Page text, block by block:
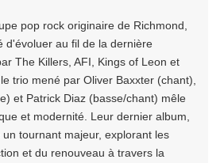
pop rock originaire de Richmond,
d'évoluer au fil de la dernière
The Killers, AFI, Kings of Leon et
trio mené par Oliver Baxxter (chant),
et Patrick Diaz (basse/chant) mêle
et modernité. Leur dernier album,
tournant majeur, explorant les
et du renouveau à travers la